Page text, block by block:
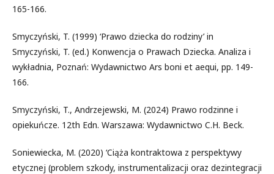
165-166.
Smyczyński, T. (1999) ‘Prawo dziecka do rodziny’ in
Smyczyński, T. (ed.) Konwencja o Prawach Dziecka. Analiza i
wykładnia, Poznań: Wydawnictwo Ars boni et aequi, pp. 149-
166.
Smyczyński, T., Andrzejewski, M. (2024) Prawo rodzinne i
opiekuńcze. 12th Edn. Warszawa: Wydawnictwo C.H. Beck.
Soniewiecka, M. (2020) ‘Ciąża kontraktowa z perspektywy
etycznej (problem szkody, instrumentalizacji oraz dezintegracji